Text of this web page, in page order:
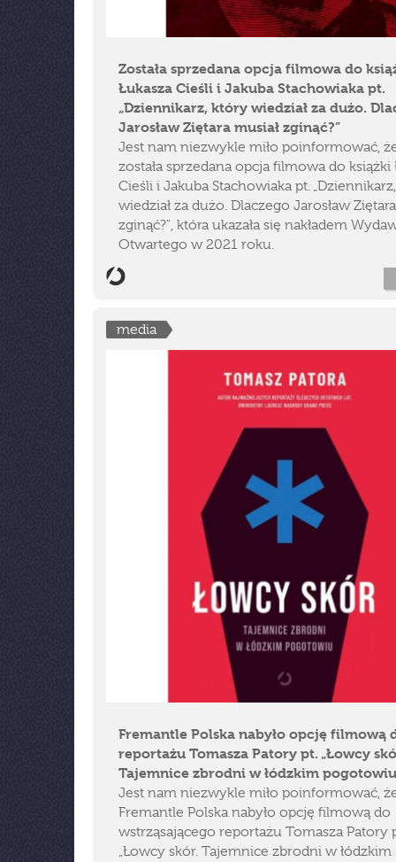
Została sprzedana opcja filmowa do
Łukasza Cieśli i Jakuba Stachowiaka pt.
„Dziennikarz, który wiedział za dużo.
Jarosław Ziętara musiał zginąć?”
Jest nam niezwykle miło poinformować,
została sprzedana opcja filmowa do książki
Cieśli i Jakuba Stachowiaka pt.
wiedział za dużo. Dlaczego Jarosław
zginąć?", która ukazała się nakładem
Otwartego w 2021 roku.
media
Fremantle Polska nabyło opcję filmową
reportażu Tomasza Patory pt. „Łowcy
Tajemnice zbrodni w łódzkim
Jest nam niezwykle miło poinformować,
Fremantle Polska nabyło opcję filmową do
wstrząsającego reportażu Tomasza Patory
„Łowcy skór. Tajemnice zbrodni w łódzkim